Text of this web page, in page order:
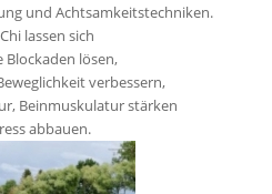
und Achtsamkeitstechniken.
lassen sich
Blockaden lösen,
verbessern,
Beinmuskulatur stärken
abbauen.